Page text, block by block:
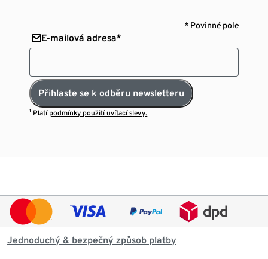
* Povinné pole
E-mailová adresa*
Přihlaste se k odběru newsletteru
¹ Platí podmínky použití uvítací slevy.
Jednoduchý & bezpečný způsob platby